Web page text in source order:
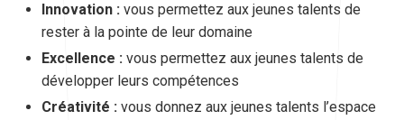
Innovation : vous permettez aux jeunes talents de
rester à la pointe de leur domaine
Excellence : vous permettez aux jeunes talents de
développer leurs compétences
Créativité : vous donnez aux jeunes talents l’espace